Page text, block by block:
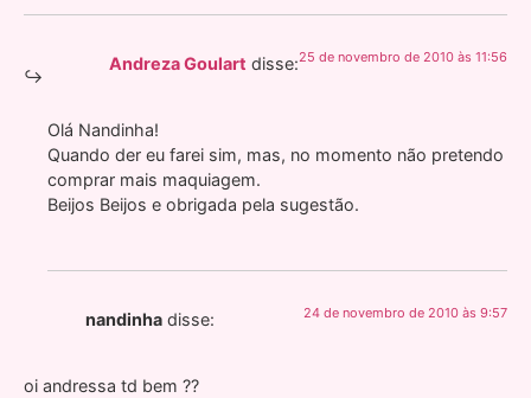
Andreza Goulart disse:25 de novembro de 2010 às 11:56
Olá Nandinha!
Quando der eu farei sim, mas, no momento não pretendo
comprar mais maquiagem.
Beijos Beijos e obrigada pela sugestão.
nandinha disse: 24 de novembro de 2010 às 9:57
oi andressa td bem ??